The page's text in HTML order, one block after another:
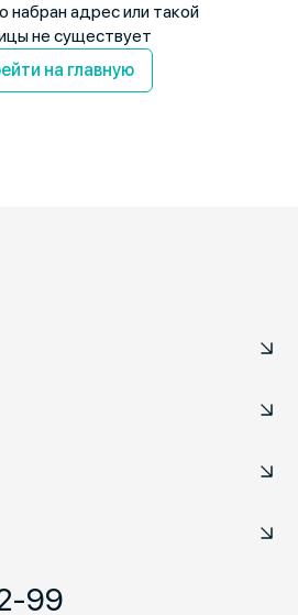
набран адрес или такой
не существует
на главную
99